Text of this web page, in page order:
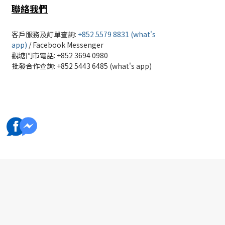
聯絡我們
客戶服務及訂單查詢: +852 5579 8831 (what's
app) /Facebook Messenger
觀塘門市電話: +852 3694 0980
批發合作查詢: +852 5443 6485 (what's app)